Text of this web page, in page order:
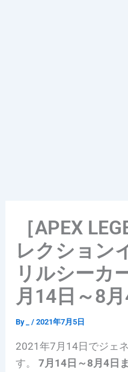
［APEX
レクション
リルシーカ
月14日～8月
By _/2021年7月5日
2021年7月14日でジェ
す。
7月14日～8月4日